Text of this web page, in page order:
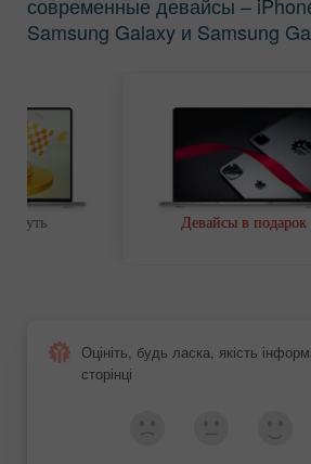
Samsung Galaxy и Samsung
путь Девайсы в подарок
Оцініть, будь ласка, якість
сторінці